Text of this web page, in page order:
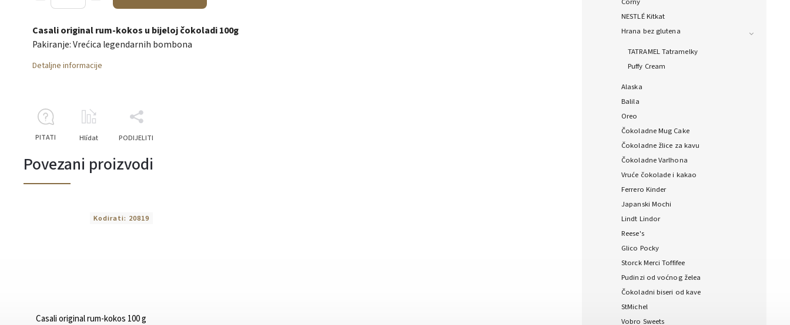
NESTLÉ Kitkat
Hrana bez glutena
TATRAMEL Tatramelky
Puffy Cream
Alaska
Balila
Oreo
Čokoladne Mug Cake
Čokoladne žlice za kavu
Čokoladne Varlhona
Vruće čokolade i kakao
Ferrero Kinder
Japanski Mochi
Lindt Lindor
Reese's
Glico Pocky
Storck Merci Toffifee
Pudinzi od voćnog želea
Čokoladni biseri od kave
StMichel
Vobro Sweets
Casali original rum-kokos u bijeloj čokoladi 100g
Pakiranje: Vrećica legendarnih bombona
Detaljne informacije
PITATI Hlídat PODIJELITI
Povezani proizvodi
Casali original rum-kokos 100 g
Kodirati: 20819